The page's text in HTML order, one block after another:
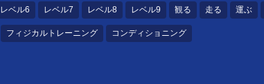
レベル6 レベル7 レベル8 レベル9 観る 走る 運ぶ
フィジカルトレーニング コンディショニング